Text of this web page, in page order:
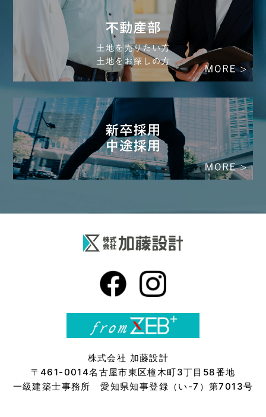
株式会社 加藤設計
〒461-0014名古屋市東区橦木町3丁目58番地
一級建築士事務所 愛知県知事登録（い-7）第7013号